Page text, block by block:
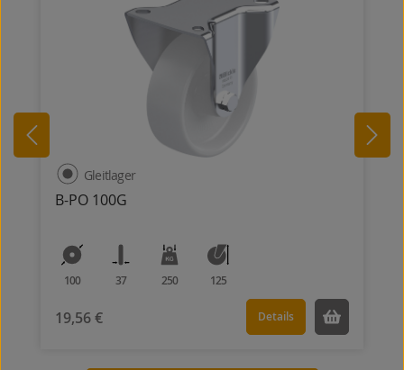
B-PO 100G
Gleitlager
100 37 250 125
19,56 € Details